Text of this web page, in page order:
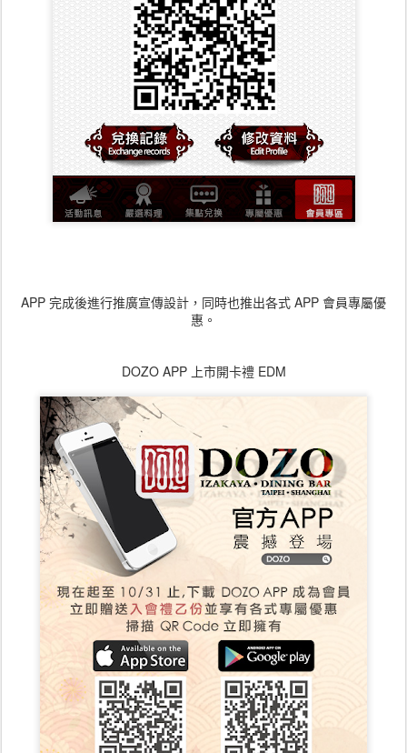
APP 完成後進行推廣宣傳設計，同時也推出各式 APP 會員專屬優
惠。
DOZO APP 上市開卡禮 EDM